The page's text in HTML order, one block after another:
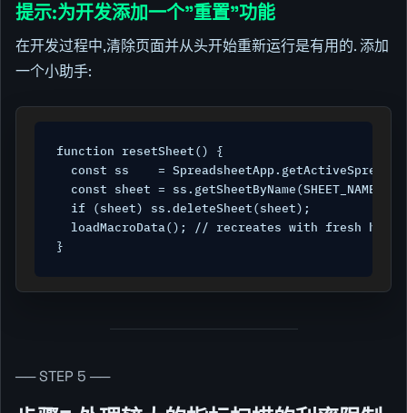
提示:为开发添加一个"重置"功能
在开发过程中,清除页面并从头开始重新运行是有用的. 添加
一个小助手:
function resetSheet() {
const ss    =
  const sheet = ss.getSheetByName(SHEET_NAME);
  if (sheet) ss.deleteSheet(sheet);
loadMacroData(); // recreates with fresh
}
── STEP 5 ──